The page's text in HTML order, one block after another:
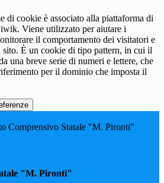
di cookie è associato alla piattaforma di
Viene utilizzato per aiutare i
il comportamento dei visitatori e
sito. È un cookie di tipo pattern, in cui il
una breve serie di numeri e lettere, che
per il dominio che imposta il
Comprensivo Statale "M. Pironti"
"M. Pironti"